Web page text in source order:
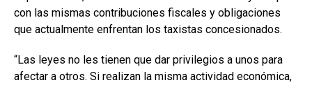
con las mismas contribuciones fiscales y obligaciones
que actualmente enfrentan los taxistas concesionados.
“Las leyes no les tienen que dar privilegios a unos para
afectar a otros. Si realizan la misma actividad económica,